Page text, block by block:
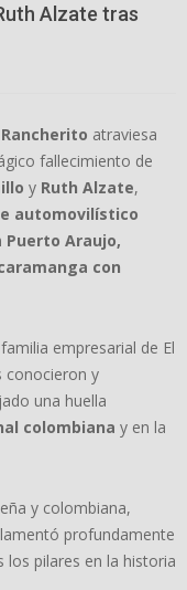
Alzate tras
Rancherito atraviesa
fallecimiento de
y Ruth Alzate,
automovilístico
Puerto Araujo,
con
empresarial de El
conocieron y
una huella
colombiana y en la
y colombiana,
profundamente
los pilares en la historia